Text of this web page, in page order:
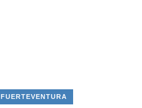
FUERTEVENTURA